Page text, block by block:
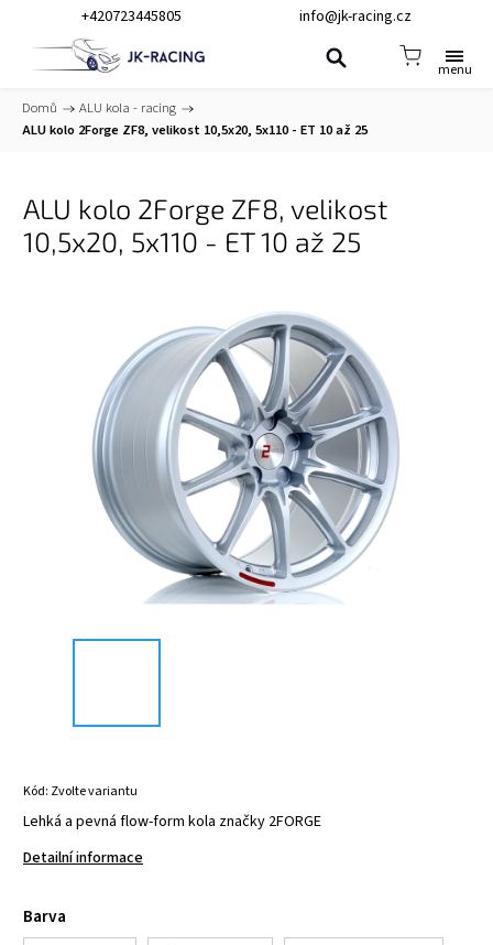
+420723445805 info@jk-racing.cz
Domů / ALU kola - racing /
ALU kolo 2Forge ZF8, velikost 10,5x20, 5x110 - ET 10 až 25
ALU kolo 2Forge ZF8, velikost
10,5x20, 5x110 - ET 10 až 25
Kód: Zvolte variantu
Lehká a pevná flow-form kola značky 2FORGE
Detailní informace
Barva